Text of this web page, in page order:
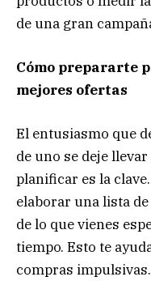
de una gran
Cómo prepararte
mejores ofertas
El entusiasmo que
de uno se deje
planificar es la
elaborar una lista
de lo que vienes
tiempo. Esto te
compras impulsivas.